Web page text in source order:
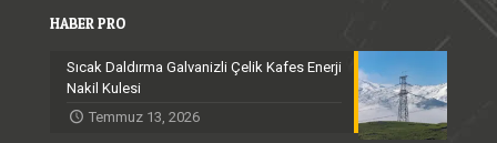
HABER PRO
Sıcak Daldırma Galvanizli Çelik Kafes Enerji
Nakil Kulesi
Temmuz 13, 2026